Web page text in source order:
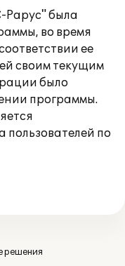
Рарус" была
во время
ее
своим текущим
было
программы.
по
решения